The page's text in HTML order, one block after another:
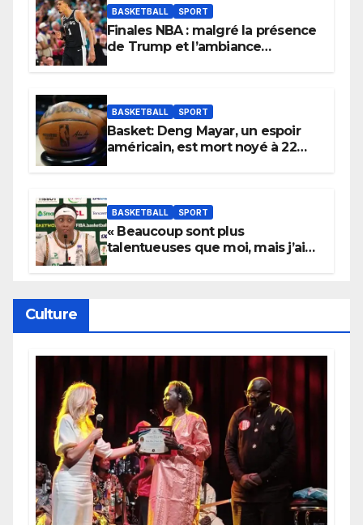
BASKETBALL SPORT
Finales NBA : malgré la présence
de Trump et l’ambiance
BASKETBALL SPORT
Basket: Deng Mayar, un espoir
américain, est mort noyé à 22
BASKETBALL SPORT
« Beaucoup sont plus
talentueuses que moi, mais j’ai
Culture